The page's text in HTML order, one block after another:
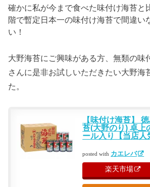
確かに私が今まで食べた味付け海苔と
階で暫定日本一の味付け海苔で間違い
い！
大野海苔にご興味がある方、無類の味
さんに是非お試しいただきたい大野海
た。
【味付け海苔】
苔(大野のり) 卓上
ール入り【当店人
posted with カエレバ
楽天市場